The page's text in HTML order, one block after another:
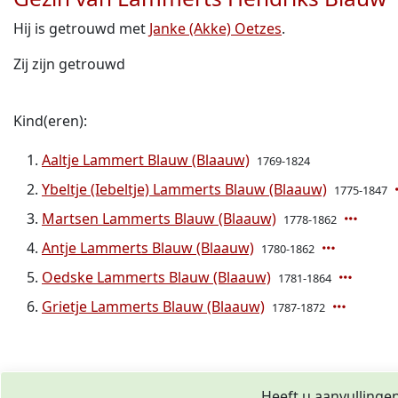
Hij is getrouwd met Janke (Akke) Oetzes.
Zij zijn getrouwd
Kind(eren):
Aaltje Lammert Blauw (Blaauw) 1769-1824
Ybeltje (Iebeltje) Lammerts Blauw (Blaauw) 1775-1847
Martsen Lammerts Blauw (Blaauw) 1778-1862
Antje Lammerts Blauw (Blaauw) 1780-1862
Oedske Lammerts Blauw (Blaauw) 1781-1864
Grietje Lammerts Blauw (Blaauw) 1787-1872